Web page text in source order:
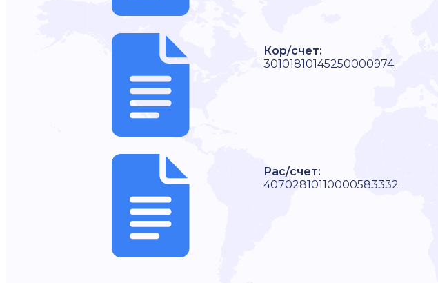
Кор/счет:
30101810145250000974
Рас/счет:
40702810110000583332